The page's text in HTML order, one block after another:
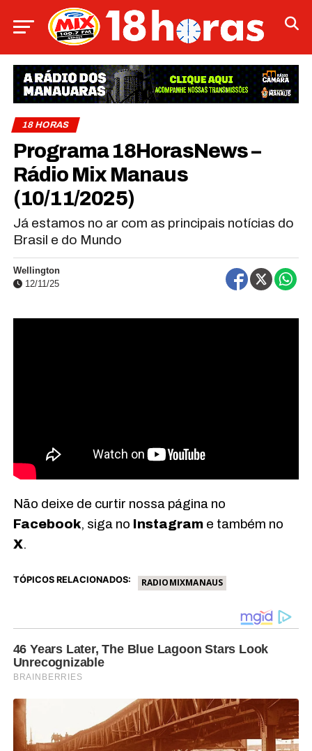
18 HORAS
Programa 18HorasNews​​​​​​​​​​​​ –
Rádio Mix Manaus
(10/11/2025)
Já estamos no ar com as principais notícias do
Brasil e do Mundo
Wellington
12/11/25
Não deixe de curtir nossa página no
Facebook, siga no Instagrame também no
X.
TÓPICOS RELACIONADOS: RADIOMIXMANAUS